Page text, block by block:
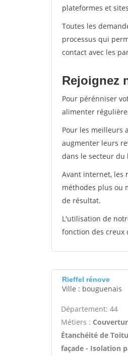
plateformes et
Toutes les
processus qui
contact avec les
Rejoignez
Pour pérénniser
alimenter
Pour les meilleurs
augmenter leurs
dans le secteur du
Avant internet, les
méthodes plus ou
de résultat.
L'utilisation de
fonction des creux
Rieffel rénove
Ville : bouguenais
Département: 44
Métiers :
Étanchéité de
façade - Isolation